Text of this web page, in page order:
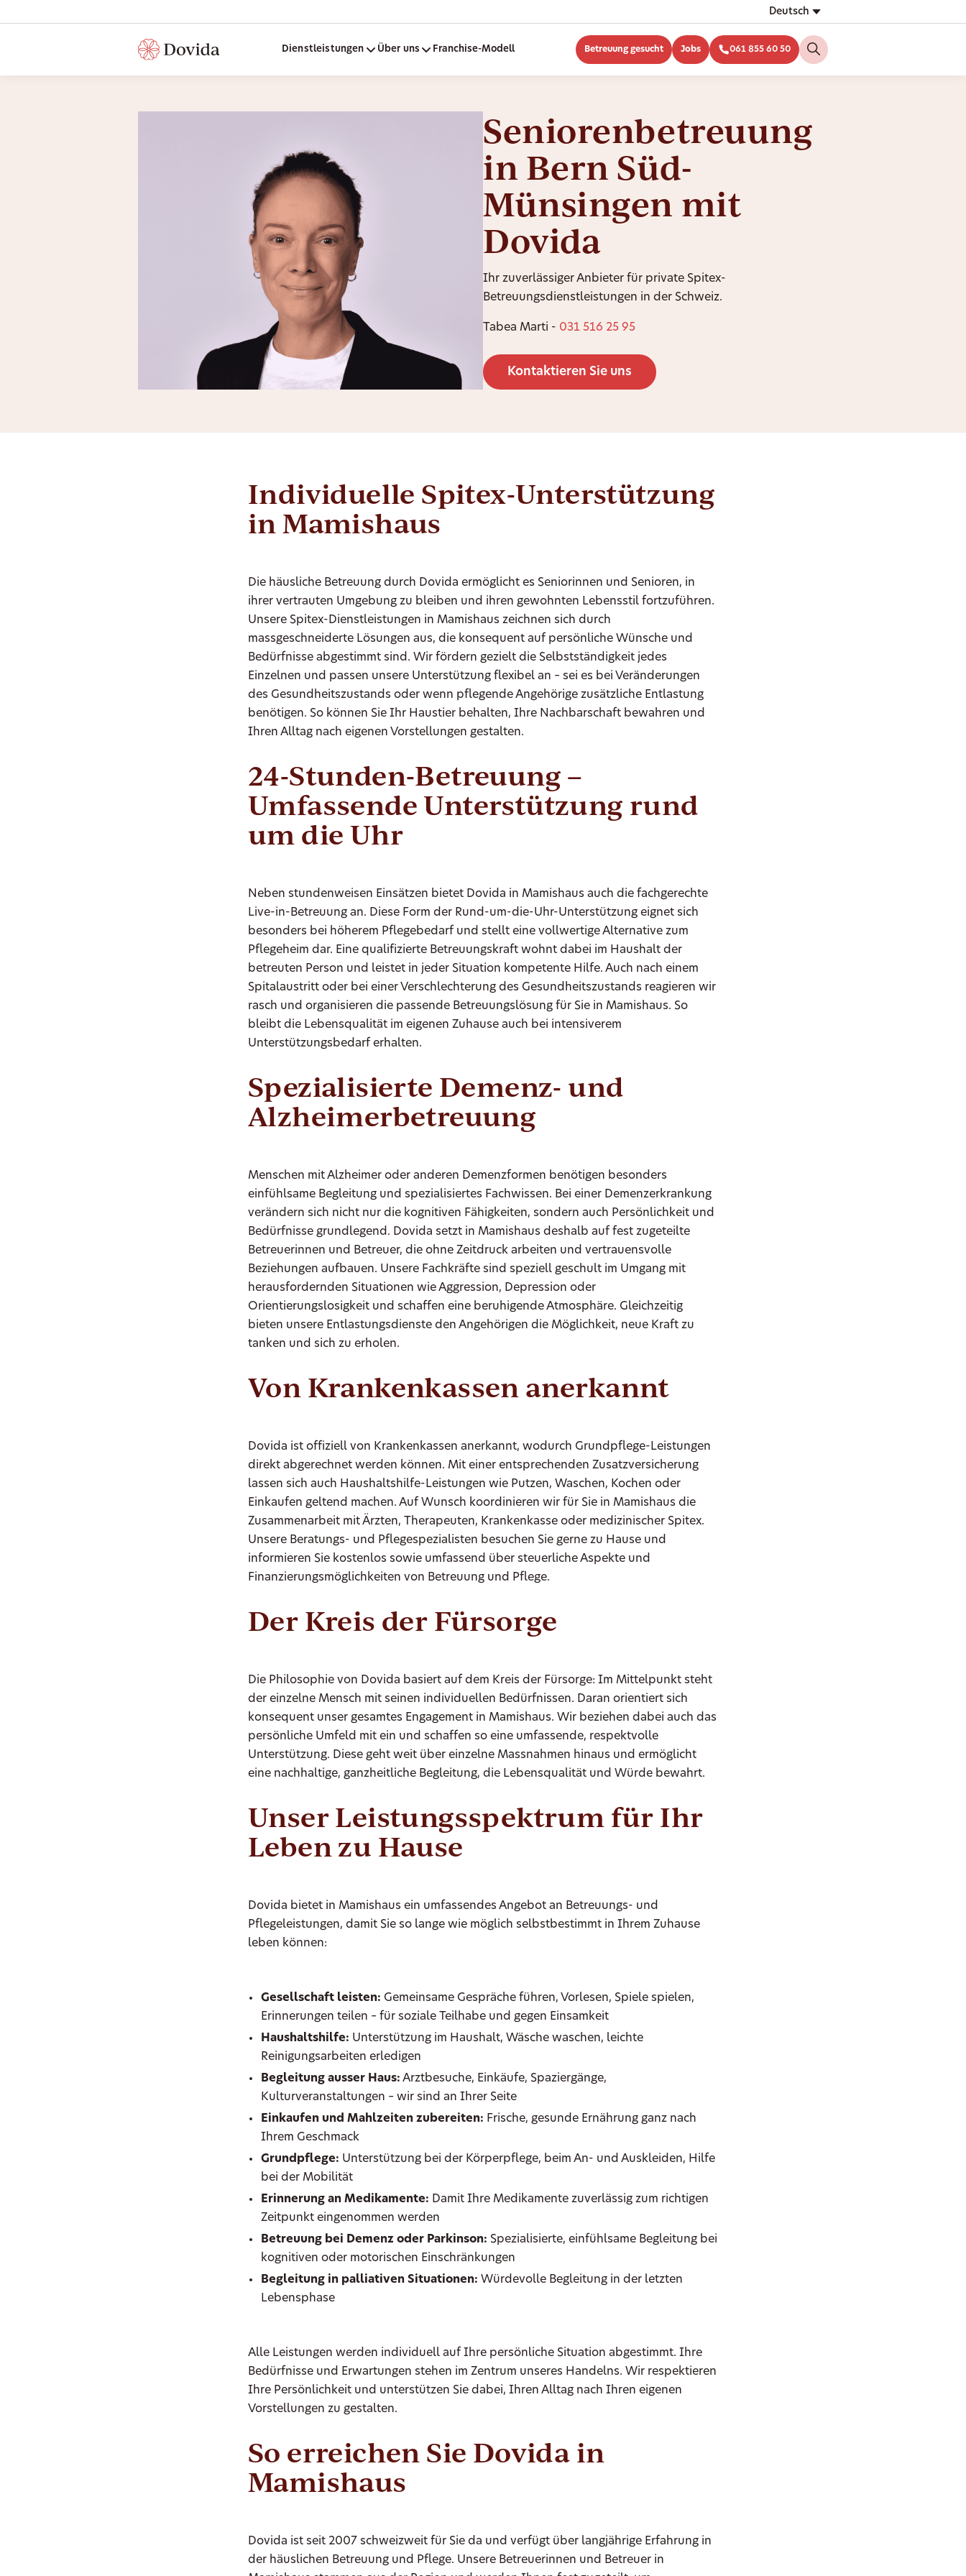
Deutsch
Dienstleistungen Über uns Franchise-Modell Betreuung gesucht Jobs 061 855 60 50
Seniorenbetreuung
in Bern Süd-
Münsingen mit
Dovida
Ihr zuverlässiger Anbieter für private Spitex-
Betreuungsdienstleistungen in der Schweiz.
Tabea Marti - 031 516 25 95
Kontaktieren Sie uns
Individuelle Spitex-Unterstützung
in Mamishaus
Die häusliche Betreuung durch Dovida ermöglicht es Seniorinnen und Senioren, in
ihrer vertrauten Umgebung zu bleiben und ihren gewohnten Lebensstil fortzuführen.
Unsere Spitex-Dienstleistungen in Mamishaus zeichnen sich durch
massgeschneiderte Lösungen aus, die konsequent auf persönliche Wünsche und
Bedürfnisse abgestimmt sind. Wir fördern gezielt die Selbstständigkeit jedes
Einzelnen und passen unsere Unterstützung flexibel an – sei es bei Veränderungen
des Gesundheitszustands oder wenn pflegende Angehörige zusätzliche Entlastung
benötigen. So können Sie Ihr Haustier behalten, Ihre Nachbarschaft bewahren und
Ihren Alltag nach eigenen Vorstellungen gestalten.
24-Stunden-Betreuung –
Umfassende Unterstützung rund
um die Uhr
Neben stundenweisen Einsätzen bietet Dovida in Mamishaus auch die fachgerechte
Live-in-Betreuung an. Diese Form der Rund-um-die-Uhr-Unterstützung eignet sich
besonders bei höherem Pflegebedarf und stellt eine vollwertige Alternative zum
Pflegeheim dar. Eine qualifizierte Betreuungskraft wohnt dabei im Haushalt der
betreuten Person und leistet in jeder Situation kompetente Hilfe. Auch nach einem
Spitalaustritt oder bei einer Verschlechterung des Gesundheitszustands reagieren wir
rasch und organisieren die passende Betreuungslösung für Sie in Mamishaus. So
bleibt die Lebensqualität im eigenen Zuhause auch bei intensiverem
Unterstützungsbedarf erhalten.
Spezialisierte Demenz- und
Alzheimerbetreuung
Menschen mit Alzheimer oder anderen Demenzformen benötigen besonders
einfühlsame Begleitung und spezialisiertes Fachwissen. Bei einer Demenzerkrankung
verändern sich nicht nur die kognitiven Fähigkeiten, sondern auch Persönlichkeit und
Bedürfnisse grundlegend. Dovida setzt in Mamishaus deshalb auf fest zugeteilte
Betreuerinnen und Betreuer, die ohne Zeitdruck arbeiten und vertrauensvolle
Beziehungen aufbauen. Unsere Fachkräfte sind speziell geschult im Umgang mit
herausfordernden Situationen wie Aggression, Depression oder
Orientierungslosigkeit und schaffen eine beruhigende Atmosphäre. Gleichzeitig
bieten unsere Entlastungsdienste den Angehörigen die Möglichkeit, neue Kraft zu
tanken und sich zu erholen.
Von Krankenkassen anerkannt
Dovida ist offiziell von Krankenkassen anerkannt, wodurch Grundpflege-Leistungen
direkt abgerechnet werden können. Mit einer entsprechenden Zusatzversicherung
lassen sich auch Haushaltshilfe-Leistungen wie Putzen, Waschen, Kochen oder
Einkaufen geltend machen. Auf Wunsch koordinieren wir für Sie in Mamishaus die
Zusammenarbeit mit Ärzten, Therapeuten, Krankenkasse oder medizinischer Spitex.
Unsere Beratungs- und Pflegespezialisten besuchen Sie gerne zu Hause und
informieren Sie kostenlos sowie umfassend über steuerliche Aspekte und
Finanzierungsmöglichkeiten von Betreuung und Pflege.
Der Kreis der Fürsorge
Die Philosophie von Dovida basiert auf dem Kreis der Fürsorge: Im Mittelpunkt steht
der einzelne Mensch mit seinen individuellen Bedürfnissen. Daran orientiert sich
konsequent unser gesamtes Engagement in Mamishaus. Wir beziehen dabei auch das
persönliche Umfeld mit ein und schaffen so eine umfassende, respektvolle
Unterstützung. Diese geht weit über einzelne Massnahmen hinaus und ermöglicht
eine nachhaltige, ganzheitliche Begleitung, die Lebensqualität und Würde bewahrt.
Unser Leistungsspektrum für Ihr
Leben zu Hause
Dovida bietet in Mamishaus ein umfassendes Angebot an Betreuungs- und
Pflegeleistungen, damit Sie so lange wie möglich selbstbestimmt in Ihrem Zuhause
leben können:
Gesellschaft leisten: Gemeinsame Gespräche führen, Vorlesen, Spiele spielen,
Erinnerungen teilen – für soziale Teilhabe und gegen Einsamkeit
Haushaltshilfe: Unterstützung im Haushalt, Wäsche waschen, leichte
Reinigungsarbeiten erledigen
Begleitung ausser Haus: Arztbesuche, Einkäufe, Spaziergänge,
Kulturveranstaltungen – wir sind an Ihrer Seite
Einkaufen und Mahlzeiten zubereiten: Frische, gesunde Ernährung ganz nach
Ihrem Geschmack
Grundpflege: Unterstützung bei der Körperpflege, beim An- und Auskleiden, Hilfe
bei der Mobilität
Erinnerung an Medikamente: Damit Ihre Medikamente zuverlässig zum richtigen
Zeitpunkt eingenommen werden
Betreuung bei Demenz oder Parkinson: Spezialisierte, einfühlsame Begleitung bei
kognitiven oder motorischen Einschränkungen
Begleitung in palliativen Situationen: Würdevolle Begleitung in der letzten
Lebensphase
Alle Leistungen werden individuell auf Ihre persönliche Situation abgestimmt. Ihre
Bedürfnisse und Erwartungen stehen im Zentrum unseres Handelns. Wir respektieren
Ihre Persönlichkeit und unterstützen Sie dabei, Ihren Alltag nach Ihren eigenen
Vorstellungen zu gestalten.
So erreichen Sie Dovida in
Mamishaus
Dovida ist seit 2007 schweizweit für Sie da und verfügt über langjährige Erfahrung in
der häuslichen Betreuung und Pflege. Unsere Betreuerinnen und Betreuer in